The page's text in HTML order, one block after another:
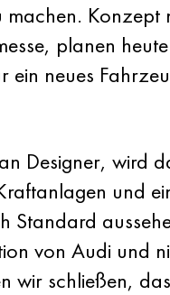
Konzept
planen
ein neues
Designer, wird
und
Standard
von Audi und
wir schließen,